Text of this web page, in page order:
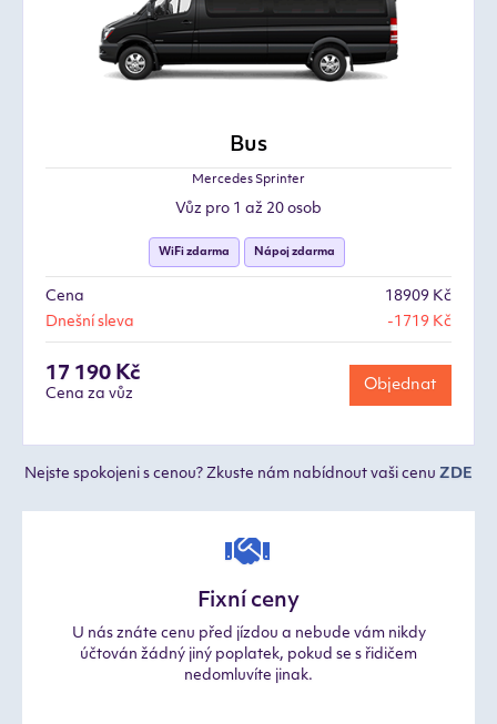
Bus
Mercedes Sprinter
Vůz pro 1 až 20 osob
WiFi zdarma Nápoj zdarma
Cena
18909 Kč
Dnešní sleva
-1719 Kč
17 190 Kč
Cena za vůz
Objednat
Nejste spokojeni s cenou? Zkuste nám nabídnout vaši cenu ZDE
Fixní ceny
U nás znáte cenu před jízdou a nebude vám nikdy
účtován žádný jiný poplatek, pokud se s řidičem
nedomluvíte jinak.